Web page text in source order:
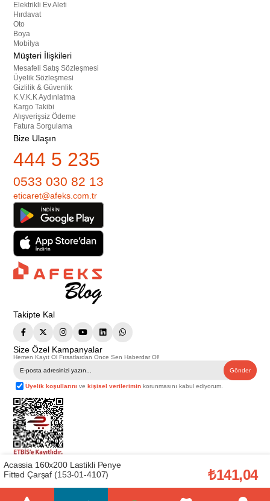
Elektrikli Ev Aleti
Hırdavat
Oto
Boya
Mobilya
Müşteri İlişkileri
Mesafeli Satış Sözleşmesi
Üyelik Sözleşmesi
Gizlilik & Güvenlik
K.V.K.K Aydınlatma
Kargo Takibi
Alışverişsiz Ödeme
Fatura Sorgulama
Bize Ulaşın
444 5 235
0533 030 82 13
eticaret@afeks.com.tr
Takipte Kal
Size Özel Kampanyalar
Hemen Kayıt Ol Fırsatlardan Önce Sen Haberdar Ol!
Gönder
Üyelik koşullarını vekişisel verilerimin korunmasını kabul ediyorum.
Telif Hakkı © 2026Afeks Yapı Market
. Tüm hakları saklıdır.
Bu web sitesindeki tüm ürünler ticari amaçlıdır. Web sitemizde yer alan
görsel ve yazılı içerikler firmamıza ait olup, firmamızın yazılı izni alınmadan
başka yerlerde kullanılamaz. İçeriklerin izin alınmadan kopyalanması ve
Acassia 160x200 Lastikli Penye
Fitted Çarşaf (153-01-4107)
₺141,04